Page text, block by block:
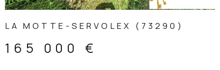
LA MOTTE-SERVOLEX (73290)
165 000 €